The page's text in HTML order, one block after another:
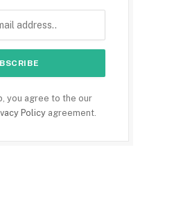
you agree to the our
Policy agreement.